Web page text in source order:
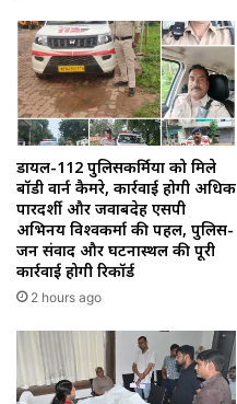
डायल-112 पुलिसकर्मियों को मिले
बॉडी वार्न कैमरे, कार्रवाई होगी अधिक
पारदर्शी और जवाबदेह एसपी
अभिनय विश्वकर्मा की पहल, पुलिस-
जन संवाद और घटनास्थल की पूरी
कार्रवाई होगी रिकॉर्ड
2 hours ago